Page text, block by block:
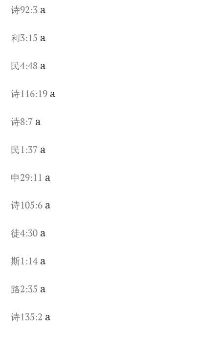
诗92:3 a
利3:15 a
民4:48 a
诗116:19 a
诗8:7 a
民1:37 a
申29:11 a
诗105:6 a
徒4:30 a
斯1:14 a
路2:35 a
诗135:2 a